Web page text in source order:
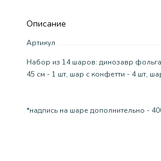
Описание
Артикул
Набор из 14 шаров: динозавр
45 см - 1 шт, шар с конфетти - 4 шт,
*надпись на шаре дополнительно -